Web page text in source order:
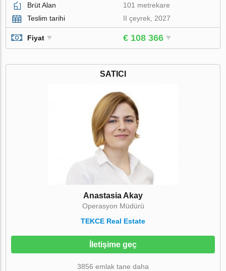
Brüt Alan
101 metrekare
Teslim tarihi
II çeyrek, 2027
Fiyat € 108 366
SATICI
Anastasia Akay
Operasyon Müdürü
TEKCE Real Estate
İletişime geç
3856 emlak tane daha